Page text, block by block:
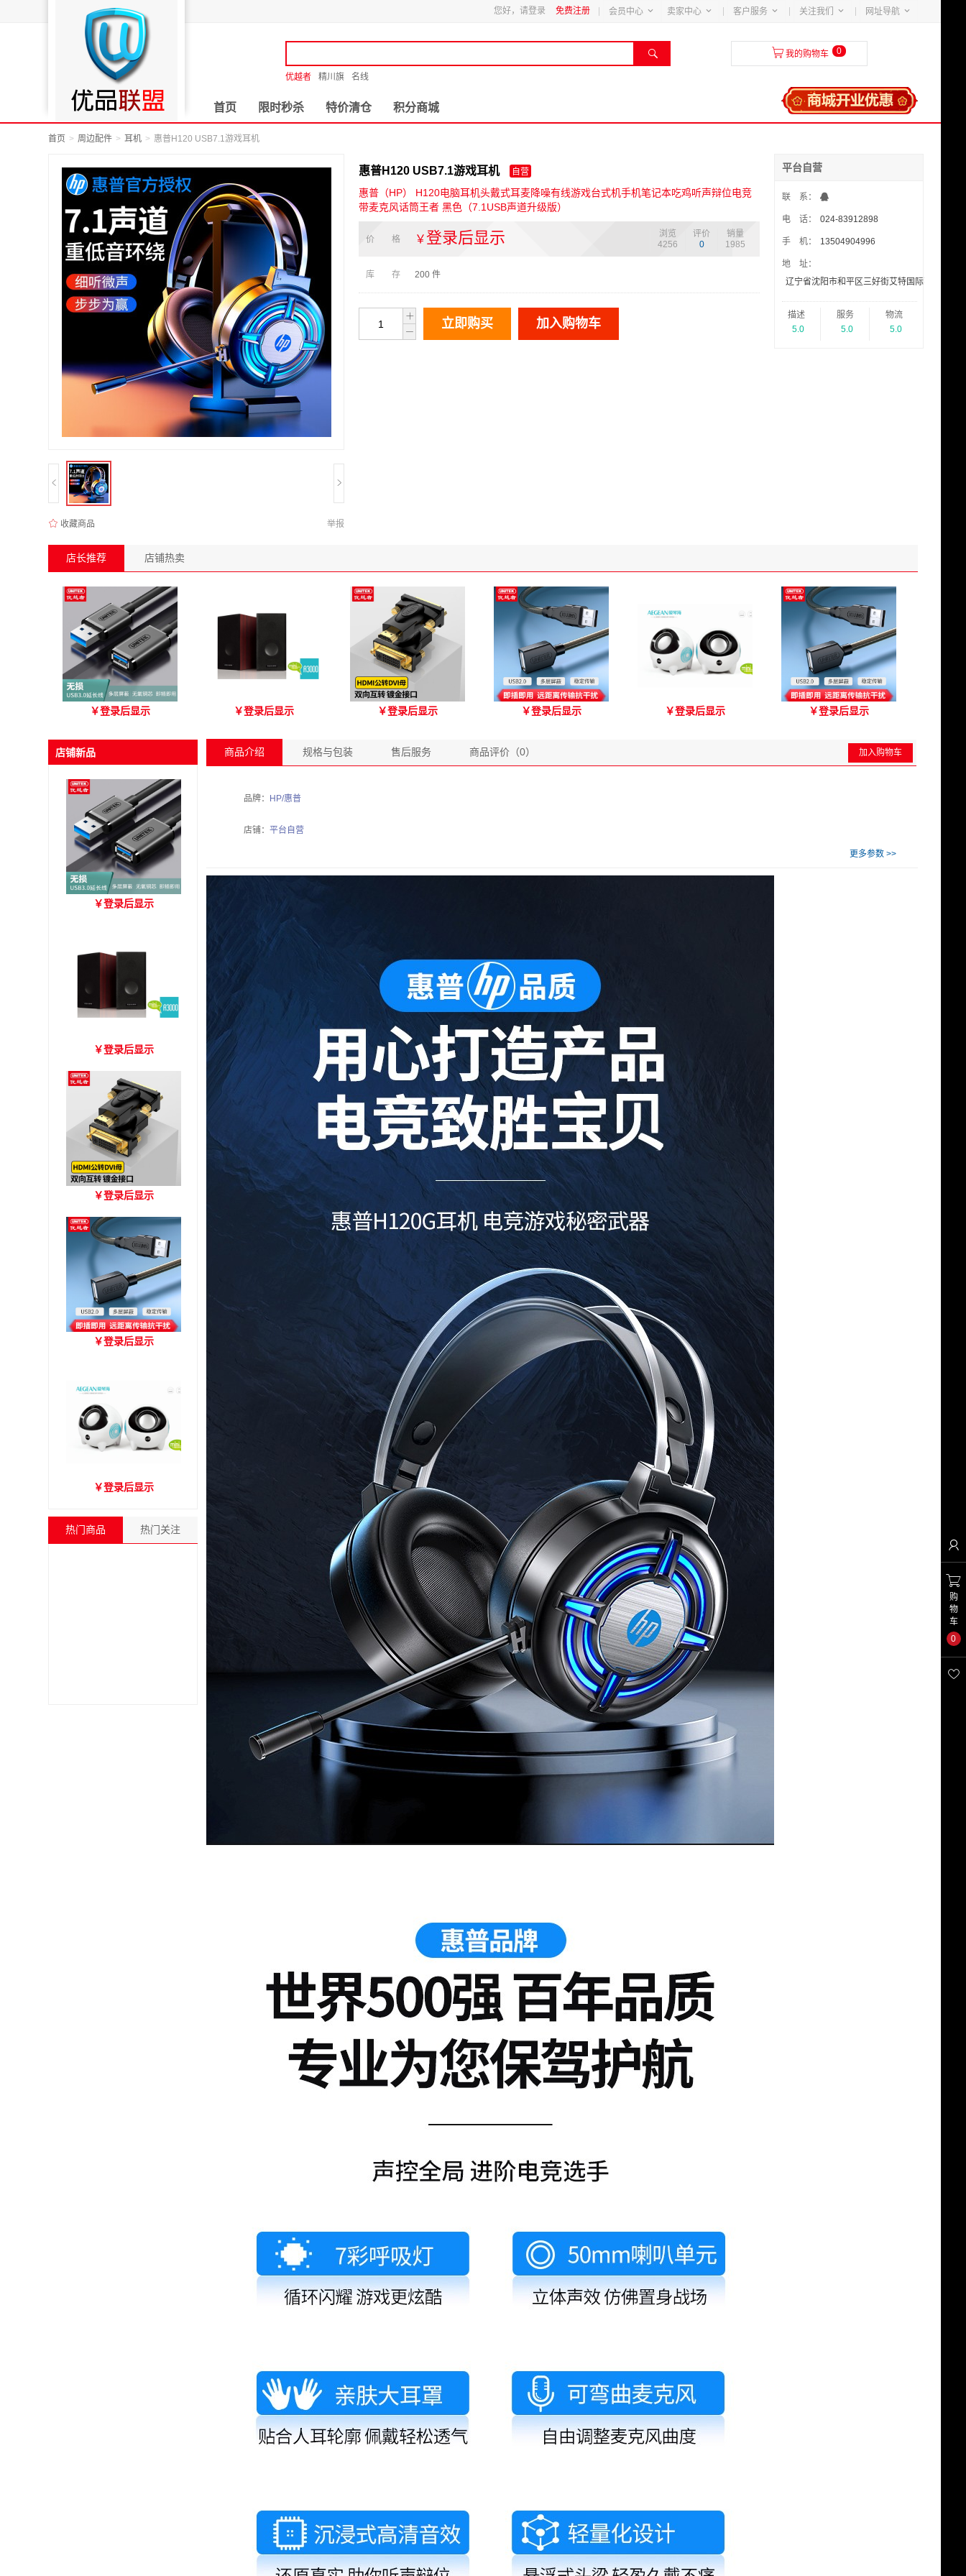
您好，请登录 免费注册 会员中心  卖家中心  客户服务  关注我们  网址导航 

优越者 精川旗 名线
 我的购物车 0
首页 限时秒杀 特价清仓 积分商城
首页 周边配件 耳机 惠普H120 USB7.1游戏耳机
收藏商品 举报
惠普H120 USB7.1游戏耳机 自营
惠普（HP） H120电脑耳机头戴式耳麦降噪有线游戏台式机手机笔记本吃鸡听声辩位电竞
带麦克风话筒王者 黑色（7.1USB声道升级版）
浏览
4256
评价
0
销量
1985
价 格 ￥ 登录后显示
库 存 200 件
立即购买 加入购物车
平台自营
联 系：
电 话： 024-83912898
手 机： 13504904996
地 址：
辽宁省沈阳市和平区三好街艾特国际花园4-4-
描述
5.0
服务
5.0
物流
5.0
店长推荐 店铺热卖
优越者Y-C479国标无氧铜
￥登录后显示 爱琴海 A3000 木质音箱
￥登录后显示
优越者HDMI转DVI双向互
￥登录后显示
优越者Y-C416A 国标
￥登录后显示 爱琴海A2000音箱
￥登录后显示
优越者Y-C417A 国标无氧
￥登录后显示
店铺新品
优越者Y-C479国标无氧铜
￥登录后显示
爱琴海 A3000 木质音箱
￥登录后显示
优越者HDMI转DVI双向互
￥登录后显示
优越者Y-C416A 国标
￥登录后显示
爱琴海A2000音箱
￥登录后显示
热门商品 热门关注
商品介绍 规格与包装 售后服务 商品评价（0） 加入购物车
品牌： HP/惠普
店铺： 平台自营
更多参数 >>


购
物
车
0
